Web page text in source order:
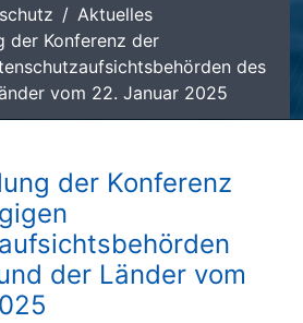
Aktuelles
der Konferenz der
des
vom 22. Januar 2025
der Konferenz
der Länder vom